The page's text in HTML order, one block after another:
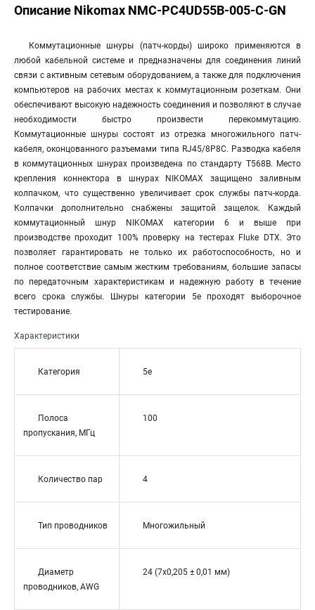
Описание Nikomax NMC-PC4UD55B-005-C-GN
Коммутационные шнуры (патч-корды) широко применяются в
любой кабельной системе и предназначены для соединения линий
связи с активным сетевым оборудованием, а также для подключения
компьютеров на рабочих местах к коммутационным розеткам. Они
обеспечивают высокую надежность соединения и позволяют в случае
необходимости быстро произвести перекоммутацию.
Коммутационные шнуры состоят из отрезка многожильного патч-
кабеля, оконцованного разъемами типа RJ45/8P8C. Разводка кабеля
в коммутационных шнурах произведена по стандарту T568B. Место
крепления коннектора в шнурах NIKOMAX защищено заливным
колпачком, что существенно увеличивает срок службы патч-корда.
Колпачки дополнительно снабжены защитой защелок. Каждый
коммутационный шнур NIKOMAX категории 6 и выше при
производстве проходит 100% проверку на тестерах Fluke DTX. Это
позволяет гарантировать не только их работоспособность, но и
полное соответствие самым жестким требованиям, большие запасы
по передаточным характеристикам и надежную работу в течение
всего срока службы. Шнуры категории 5е проходят выборочное
тестирование.
Характеристики
Категория 5e
Полоса
пропускания, МГц
100
Количество пар 4
Тип проводников Многожильный
Диаметр
проводников, AWG
24 (7x0,205 ± 0,01 мм)